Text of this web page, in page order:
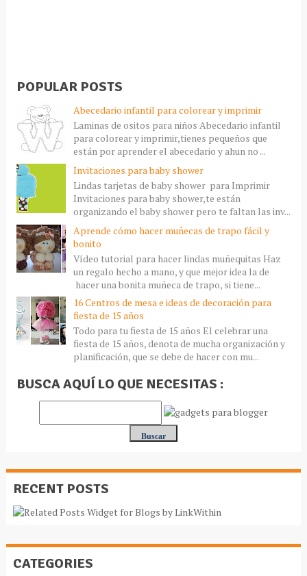
POPULAR POSTS
Abecedario infantil para colorear y imprimir
Laminas de ositos para niños Abecedario infantil
para colorear y imprimir,tienes pequeños que
están por aprender el abecedario y ahun no ...
Invitaciones para baby shower
Lindas tarjetas de baby shower para Imprimir
Invitaciones para baby shower,te están
organizando el baby shower pero te faltan las inv...
Aprende cómo hacer muñecas de trapo fácil y
bonito
Vídeo tutorial para hacer lindas muñequitas Haz
un regalo hecho a mano, y que mejor idea la de
hacer una bonita muñeca de trapo, si tiene...
16 Centros de mesa e ideas de decoración para
fiesta de 15 años
Todo para tu fiesta de 15 años El celebrar una
fiesta de 15 años, denota de mucha organización y
planificación, que se debe de hacer con mu...
BUSCA AQUÍ LO QUE NECESITAS :
RECENT POSTS
CATEGORIES